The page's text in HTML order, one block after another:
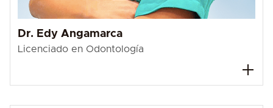
Dr. Edy Angamarca
Licenciado en Odontología